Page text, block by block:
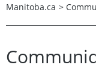
Manitoba.ca >